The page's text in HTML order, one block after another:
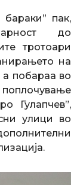
пак,
до
тротоари
на
а побараа во
Гулапчев”,
улици во